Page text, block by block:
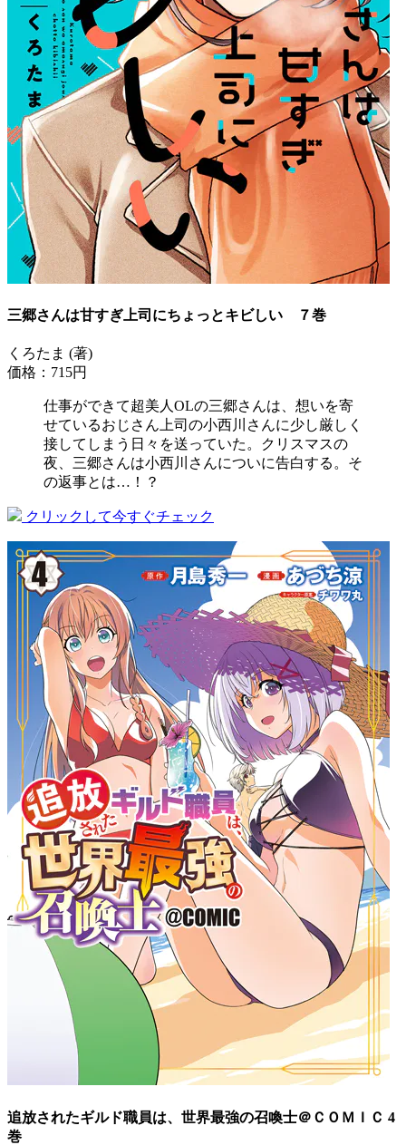
三郷さんは甘すぎ上司にちょっとキビしい ７巻
くろたま (著)
価格：715円
仕事ができて超美人OLの三郷さんは、想いを寄
せているおじさん上司の小西川さんに少し厳しく
接してしまう日々を送っていた。クリスマスの
夜、三郷さんは小西川さんについに告白する。そ
の返事とは…！？
クリックして今すぐチェック
追放されたギルド職員は、世界最強の召喚士＠ＣＯＭＩＣ 4
巻